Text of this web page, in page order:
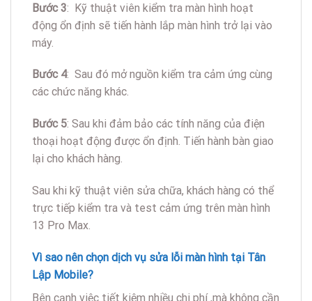
Bước 3: Kỹ thuật viên kiểm tra màn hình hoạt
động ổn định sẽ tiến hành lắp màn hình trở lại vào
máy.
Bước 4: Sau đó mở nguồn kiểm tra cảm ứng cùng
các chức năng khác.
Bước 5: Sau khi đảm bảo các tính năng của điện
thoại hoạt động được ổn định. Tiến hành bàn giao
lại cho khách hàng.
Sau khi kỹ thuật viên sửa chữa, khách hàng có thể
trực tiếp kiểm tra và test cảm ứng trên màn hình
13 Pro Max.
Vì sao nên chọn dịch vụ sửa lỗi màn hình tại Tân
Lập Mobile?
Bên cạnh việc tiết kiệm nhiều chi phí ,mà không cần